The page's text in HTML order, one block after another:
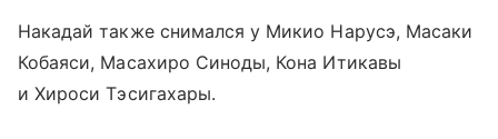
Накадай также снимался у Микио Нарусэ, Масаки
Кобаяси, Масахиро Синоды, Кона Итикавы
и Хироси Тэсигахары.